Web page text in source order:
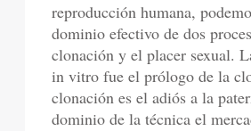
reproducción humana,
dominio efectivo de dos
clonación y el placer sexual.
in vitro fue el prólogo de la
clonación es el adiós a la
dominio de la técnica el